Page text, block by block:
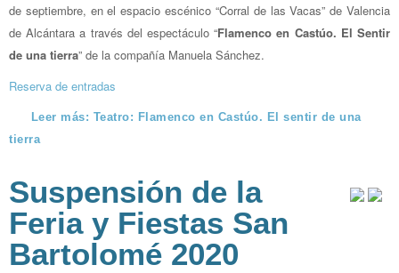
de septiembre, en el espacio escénico “Corral de las Vacas” de Valencia
de Alcántara a través del espectáculo “Flamenco en Castúo. El Sentir
de una tierra” de la compañía Manuela Sánchez.
Reserva de entradas
Leer más: Teatro: Flamenco en Castúo. El sentir de una
tierra
Suspensión de la
Feria y Fiestas San
Bartolomé 2020